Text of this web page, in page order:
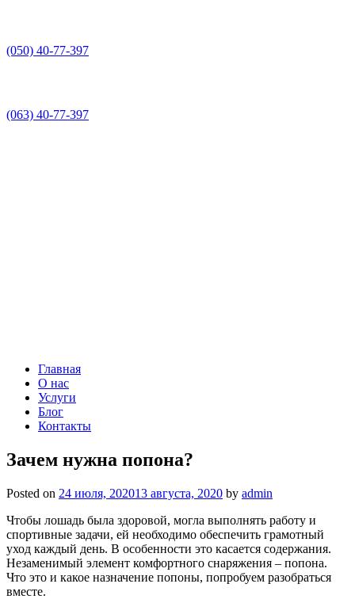
(050) 40-77-397
(063) 40-77-397
Главная
О нас
Услуги
Блог
Контакты
Зачем нужна попона?
Posted on 24 июля, 202013 августа, 2020 by admin
Чтобы лошадь была здоровой, могла выполнять работу и
спортивные задачи, ей необходимо обеспечить грамотный
уход каждый день. В особенности это касается содержания.
Незаменимый элемент комфортного снаряжения – попона.
Что это и какое назначение попоны, попробуем разобраться
вместе.